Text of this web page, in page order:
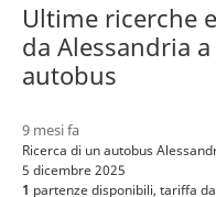
Ultime ricerche
da Alessandria
autobus
9 mesi fa
Ricerca di un autobus
5 dicembre 2025
1 partenze disponibili, tariffa